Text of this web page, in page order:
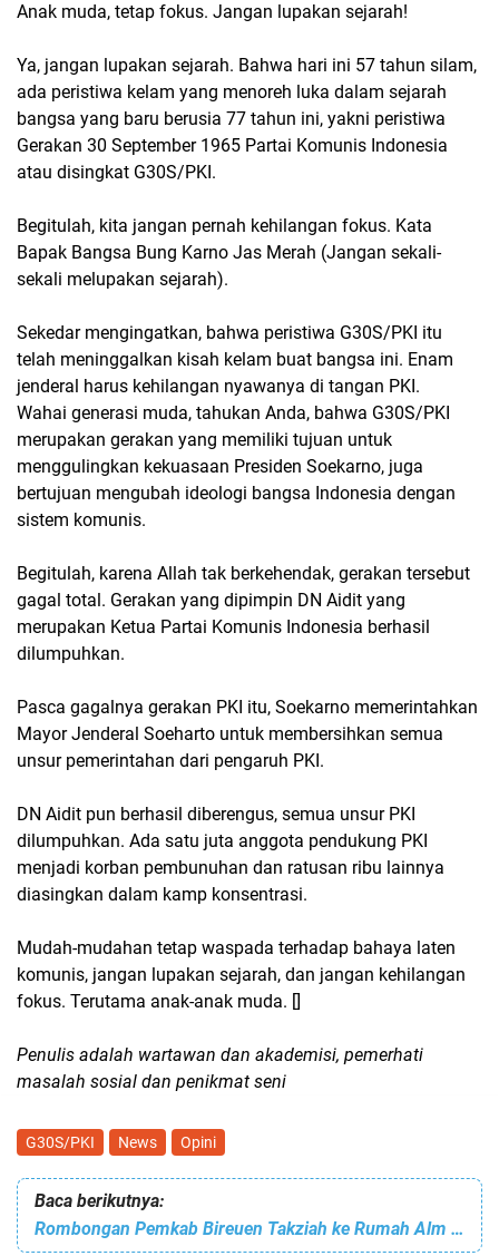
Anak muda, tetap fokus. Jangan lupakan sejarah!
Ya, jangan lupakan sejarah. Bahwa hari ini 57 tahun silam,
ada peristiwa kelam yang menoreh luka dalam sejarah
bangsa yang baru berusia 77 tahun ini, yakni peristiwa
Gerakan 30 September 1965 Partai Komunis Indonesia
atau disingkat G30S/PKI.
Begitulah, kita jangan pernah kehilangan fokus. Kata
Bapak Bangsa Bung Karno Jas Merah (Jangan sekali-
sekali melupakan sejarah).
Sekedar mengingatkan, bahwa peristiwa G30S/PKI itu
telah meninggalkan kisah kelam buat bangsa ini. Enam
jenderal harus kehilangan nyawanya di tangan PKI.
Wahai generasi muda, tahukan Anda, bahwa G30S/PKI
merupakan gerakan yang memiliki tujuan untuk
menggulingkan kekuasaan Presiden Soekarno, juga
bertujuan mengubah ideologi bangsa Indonesia dengan
sistem komunis.
Begitulah, karena Allah tak berkehendak, gerakan tersebut
gagal total. Gerakan yang dipimpin DN Aidit yang
merupakan Ketua Partai Komunis Indonesia berhasil
dilumpuhkan.
Pasca gagalnya gerakan PKI itu, Soekarno memerintahkan
Mayor Jenderal Soeharto untuk membersihkan semua
unsur pemerintahan dari pengaruh PKI.
DN Aidit pun berhasil diberengus, semua unsur PKI
dilumpuhkan. Ada satu juta anggota pendukung PKI
menjadi korban pembunuhan dan ratusan ribu lainnya
diasingkan dalam kamp konsentrasi.
Mudah-mudahan tetap waspada terhadap bahaya laten
komunis, jangan lupakan sejarah, dan jangan kehilangan
fokus. Terutama anak-anak muda. []
Penulis adalah wartawan dan akademisi, pemerhati
masalah sosial dan penikmat seni
G30S/PKI News Opini
Baca berikutnya:
Rombongan Pemkab Bireuen Takziah ke Rumah Alm Abu Tumin Blang Bladeh